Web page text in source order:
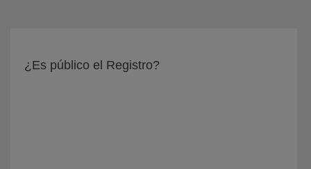
¿Es público el Registro?